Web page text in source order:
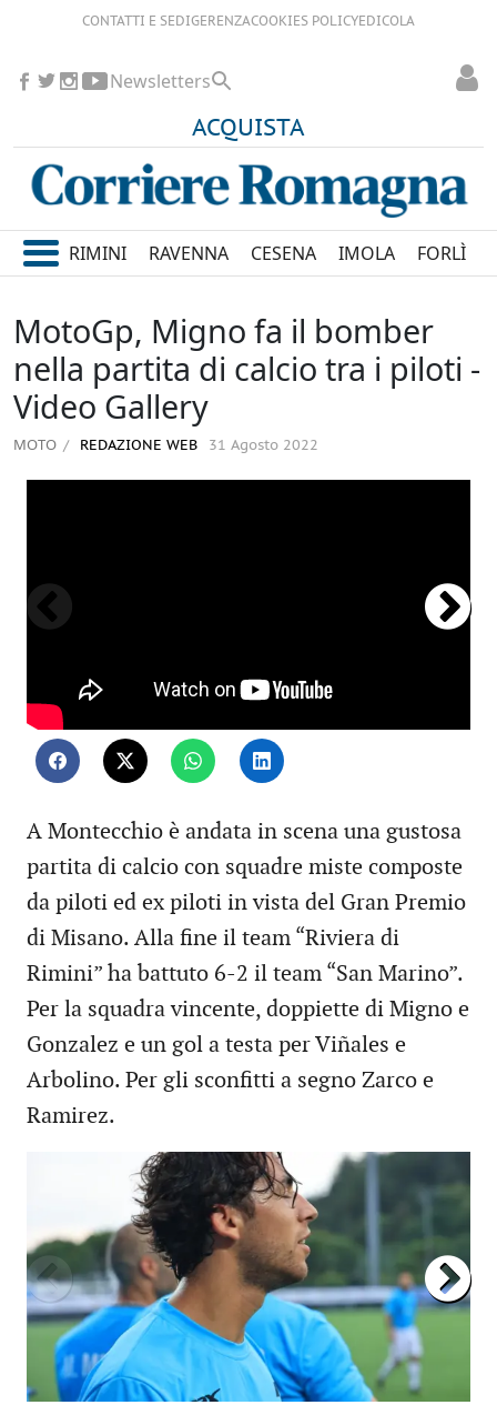
CONTATTI E SEDIGERENZACOOKIES POLICYEDICOLA
ACQUISTA
Newsletters
RIMINI RAVENNA CESENA IMOLA FORLÌ
MotoGp, Migno fa il bomber
nella partita di calcio tra i piloti -
Video Gallery
MOTO REDAZIONE WEB 31 Agosto 2022
A Montecchio è andata in scena una gustosa
partita di calcio con squadre miste composte
da piloti ed ex piloti in vista del Gran Premio
di Misano. Alla fine il team “Riviera di
Rimini” ha battuto 6-2 il team “San Marino”.
Per la squadra vincente, doppiette di Migno e
Gonzalez e un gol a testa per Viñales e
Arbolino. Per gli sconfitti a segno Zarco e
Ramirez.